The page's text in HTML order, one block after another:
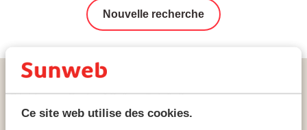
Ce site web utilise des cookies.
Nouvelle recherche
Home Ski France
Résidences Castor & Pollux - Totally Snow